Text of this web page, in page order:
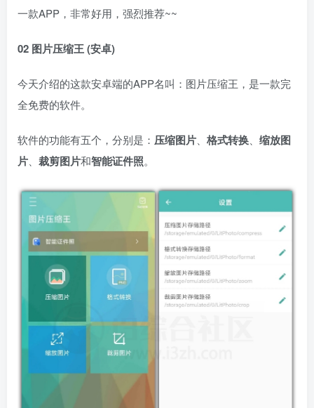
一款APP，非常好用，强烈推荐~~
02 图片压缩王 (安卓)
今天介绍的这款安卓端的APP名叫：图片压缩王，是一款完
全免费的软件。
软件的功能有五个，分别是： 压缩图片 格式转换
缩放图
片
裁剪图片和智能证件照。